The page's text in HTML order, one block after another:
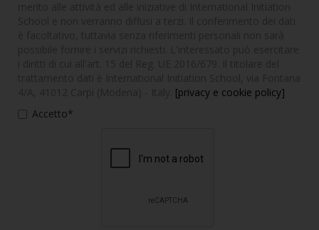
[privacy e cookie policy]
Accetto*